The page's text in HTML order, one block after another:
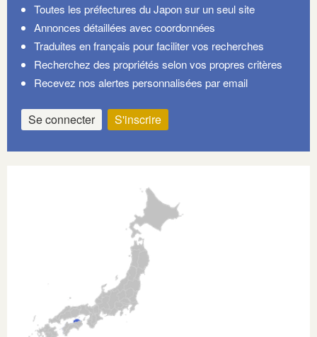
Toutes les préfectures du Japon sur un seul site
Annonces détaillées avec coordonnées
Traduites en français pour faciliter vos recherches
Recherchez des propriétés selon vos propres critères
Recevez nos alertes personnalisées par email
Se connecter S'inscrire